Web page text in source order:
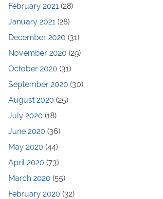
February 2021 (28)
January 2021 (28)
December 2020 (31)
November 2020 (29)
October 2020 (31)
September 2020 (30)
August 2020 (25)
July 2020 (18)
June 2020 (36)
May 2020 (44)
April 2020 (73)
March 2020 (55)
February 2020 (32)